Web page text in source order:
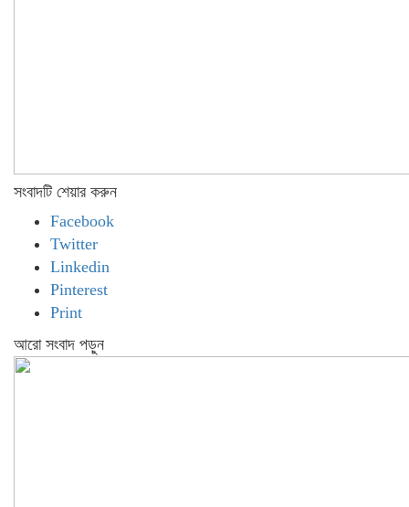
সংবাদটি শেয়ার করুন
Facebook
Twitter
Linkedin
Pinterest
Print
আরো সংবাদ পড়ুন